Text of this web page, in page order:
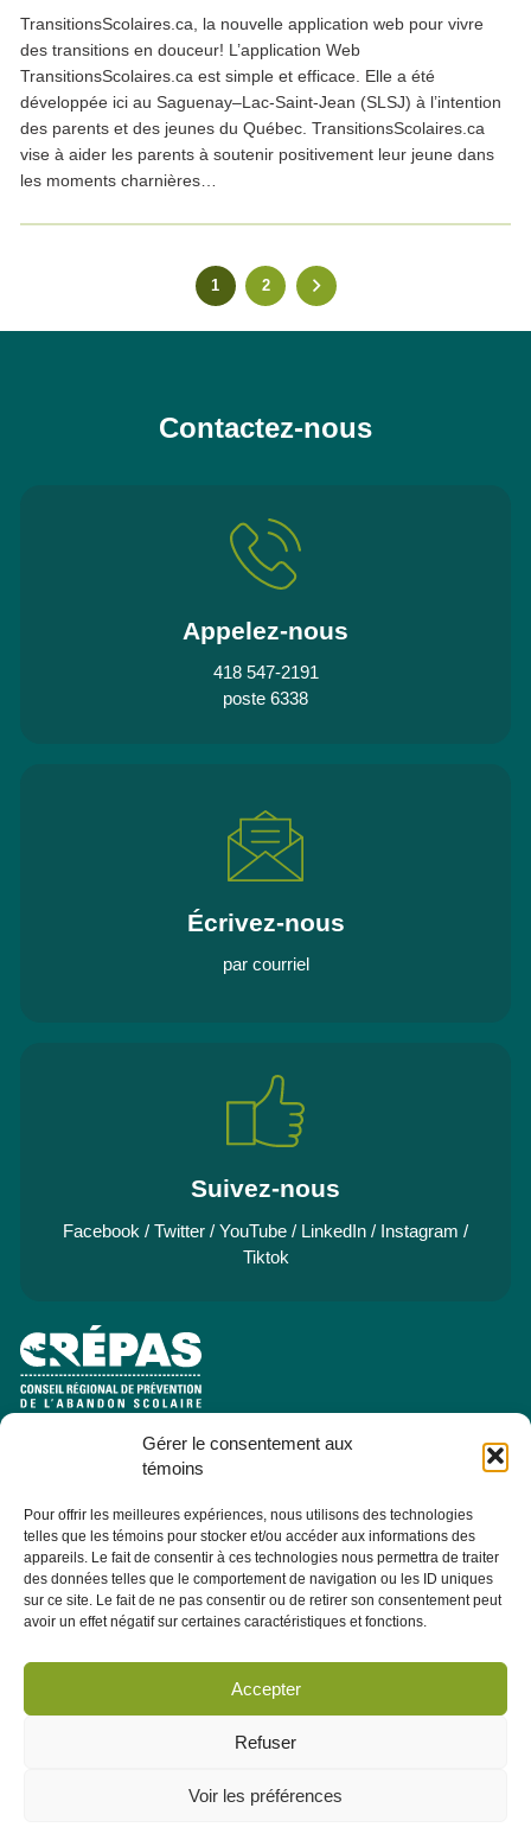
Gérer le consentement aux
témoins
Pour offrir les meilleures expériences, nous utilisons des technologies
telles que les témoins pour stocker et/ou accéder aux informations des
appareils. Le fait de consentir à ces technologies nous permettra de traiter
des données telles que le comportement de navigation ou les ID uniques
sur ce site. Le fait de ne pas consentir ou de retirer son consentement peut
avoir un effet négatif sur certaines caractéristiques et fonctions.
Accepter
Refuser
Voir les préférences
TransitionsScolaires.ca, la nouvelle application web pour vivre
des transitions en douceur! L’application Web
TransitionsScolaires.ca est simple et efficace. Elle a été
développée ici au Saguenay–Lac-Saint-Jean (SLSJ) à l’intention
des parents et des jeunes du Québec. TransitionsScolaires.ca
vise à aider les parents à soutenir positivement leur jeune dans
les moments charnières…
1 2
Contactez-nous
Appelez-nous
418 547-2191
poste 6338
Écrivez-nous
par courriel
Suivez-nous
Facebook / Twitter / YouTube / LinkedIn / Instagram /
Tiktok
Pavillon Manicouagan, 7
Jonquière (Québec) G7X 7W2
Consulter la section À PROPOS - ÉQUIPE pour les coordonnées
des membres de l'équipe.
Abonnez-vous dès maintenant à notre infolettre pour recevoir
toutes les actualités, les évènements et autres concernant le